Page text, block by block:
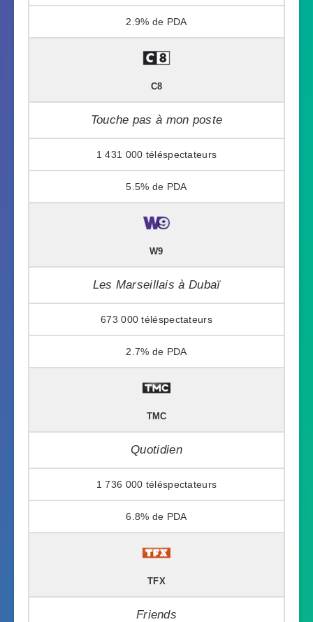
2.9%
C8
Touche pas à mon poste
1 431 000
5.5%
W9
Les Marseillais à Dubaï
673 000
2.7%
TMC
Quotidien
1 736 000
6.8%
TFX
Friends